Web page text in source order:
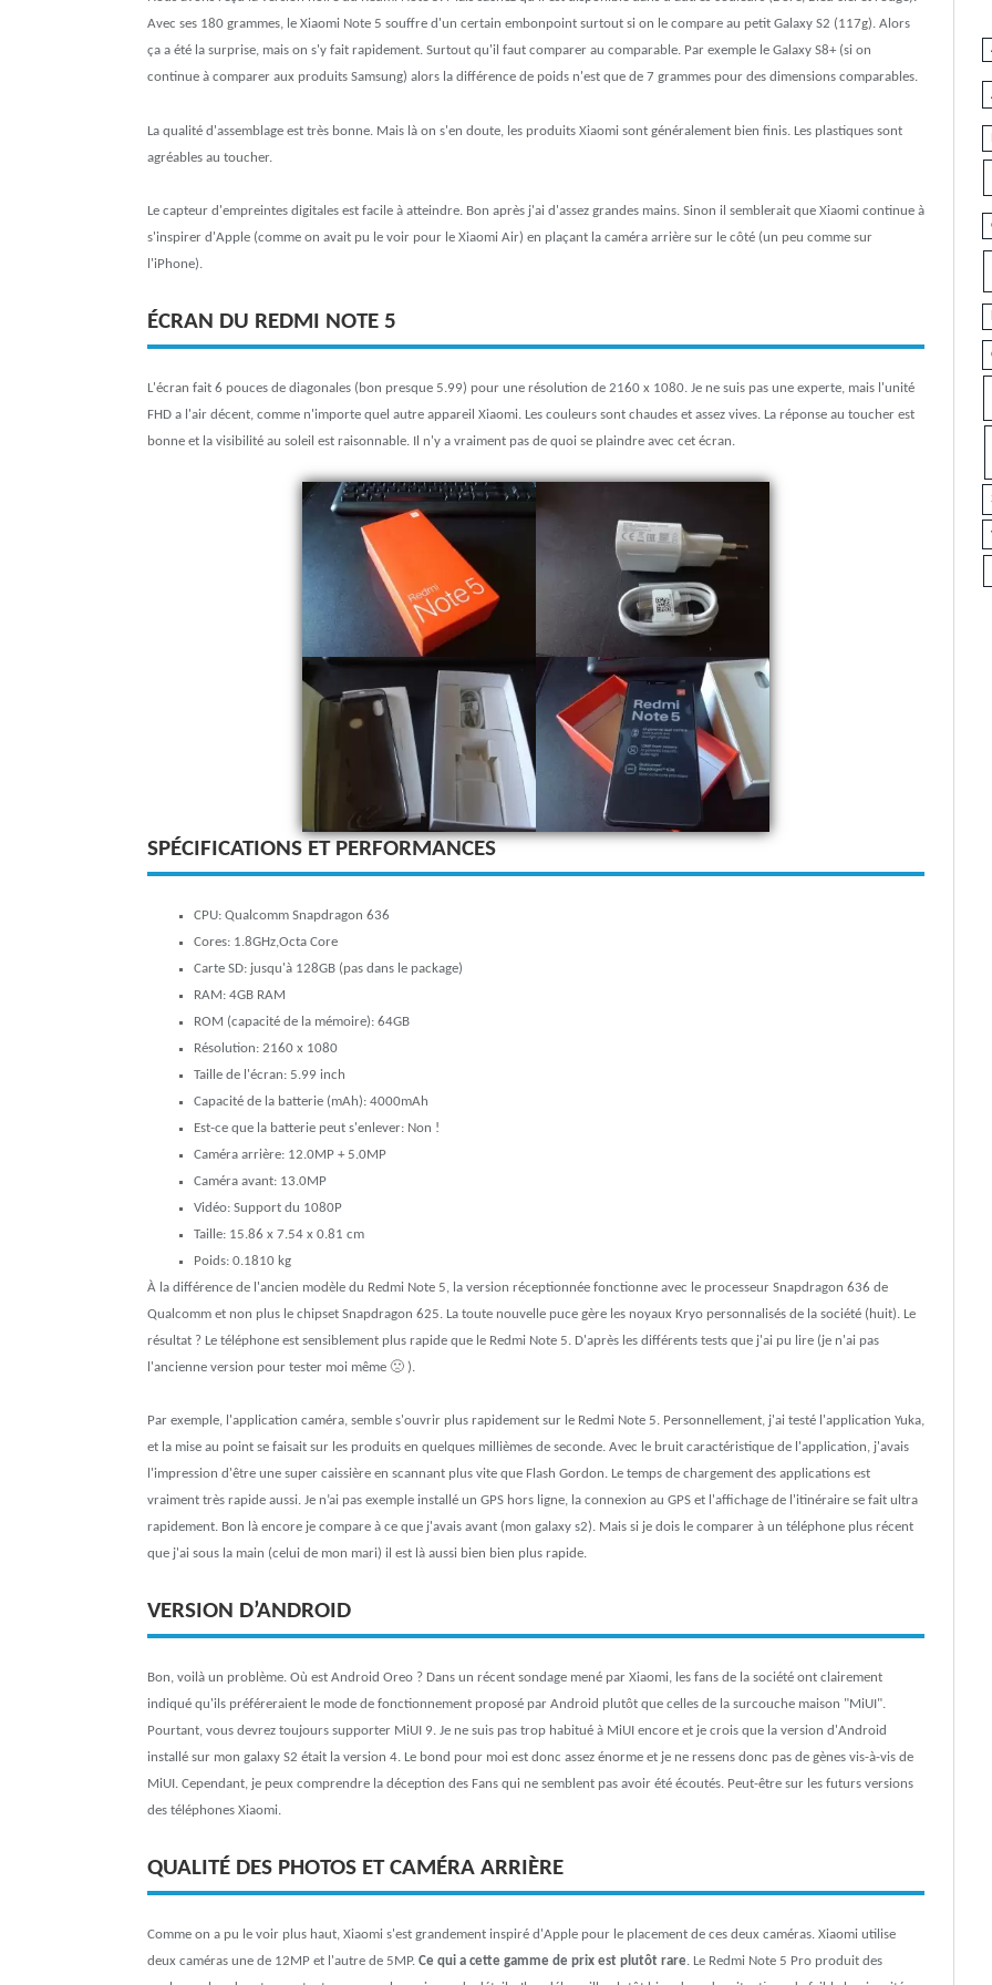
Avec ses 180 grammes, le Xiaomi Note 5 souffre d'un certain embonpoint surtout si on le compare au petit Galaxy S2 (117g). Alors
ça a été la surprise, mais on s'y fait rapidement. Surtout qu'il faut comparer au comparable. Par exemple le Galaxy S8+ (si on
continue à comparer aux produits Samsung) alors la différence de poids n'est que de 7 grammes pour des dimensions comparables.
La qualité d'assemblage est très bonne. Mais là on s'en doute, les produits Xiaomi sont généralement bien finis. Les plastiques sont
agréables au toucher.
Le capteur d'empreintes digitales est facile à atteindre. Bon après j'ai d'assez grandes mains. Sinon il semblerait que Xiaomi continue à
s'inspirer d'Apple (comme on avait pu le voir pour le Xiaomi Air) en plaçant la caméra arrière sur le côté (un peu comme sur
l'iPhone).
ÉCRAN DU REDMI NOTE 5
L'écran fait 6 pouces de diagonales (bon presque 5.99) pour une résolution de 2160 x 1080. Je ne suis pas une experte, mais l'unité
FHD a l'air décent, comme n'importe quel autre appareil Xiaomi. Les couleurs sont chaudes et assez vives. La réponse au toucher est
bonne et la visibilité au soleil est raisonnable. Il n'y a vraiment pas de quoi se plaindre avec cet écran.
SPÉCIFICATIONS ET PERFORMANCES
CPU: Qualcomm Snapdragon 636
Cores: 1.8GHz,Octa Core
Carte SD: jusqu'à 128GB (pas dans le package)
RAM: 4GB RAM
ROM (capacité de la mémoire): 64GB
Résolution: 2160 x 1080
Taille de l'écran: 5.99 inch
Capacité de la batterie (mAh): 4000mAh
Est-ce que la batterie peut s'enlever: Non !
Caméra arrière: 12.0MP + 5.0MP
Caméra avant: 13.0MP
Vidéo: Support du 1080P
Taille: 15.86 x 7.54 x 0.81 cm
Poids: 0.1810 kg
À la différence de l'ancien modèle du Redmi Note 5, la version réceptionnée fonctionne avec le processeur Snapdragon 636 de
Qualcomm et non plus le chipset Snapdragon 625. La toute nouvelle puce gère les noyaux Kryo personnalisés de la société (huit). Le
résultat ? Le téléphone est sensiblement plus rapide que le Redmi Note 5. D'après les différents tests que j'ai pu lire (je n'ai pas
l'ancienne version pour tester moi même 🙁 ).
Par exemple, l'application caméra, semble s'ouvrir plus rapidement sur le Redmi Note 5. Personnellement, j'ai testé l'application Yuka,
et la mise au point se faisait sur les produits en quelques millièmes de seconde. Avec le bruit caractéristique de l'application, j'avais
l'impression d'être une super caissière en scannant plus vite que Flash Gordon. Le temps de chargement des applications est
vraiment très rapide aussi. Je n’ai pas exemple installé un GPS hors ligne, la connexion au GPS et l'affichage de l'itinéraire se fait ultra
rapidement. Bon là encore je compare à ce que j'avais avant (mon galaxy s2). Mais si je dois le comparer à un téléphone plus récent
que j'ai sous la main (celui de mon mari) il est là aussi bien bien plus rapide.
VERSION D’ANDROID
Bon, voilà un problème. Où est Android Oreo ? Dans un récent sondage mené par Xiaomi, les fans de la société ont clairement
indiqué qu'ils préféreraient le mode de fonctionnement proposé par Android plutôt que celles de la surcouche maison "MiUI".
Pourtant, vous devrez toujours supporter MiUI 9. Je ne suis pas trop habitué à MiUI encore et je crois que la version d'Android
installé sur mon galaxy S2 était la version 4. Le bond pour moi est donc assez énorme et je ne ressens donc pas de gènes vis-à-vis de
MiUI. Cependant, je peux comprendre la déception des Fans qui ne semblent pas avoir été écoutés. Peut-être sur les futurs versions
des téléphones Xiaomi.
QUALITÉ DES PHOTOS ET CAMÉRA ARRIÈRE
Comme on a pu le voir plus haut, Xiaomi s'est grandement inspiré d'Apple pour le placement de ces deux caméras. Xiaomi utilise
deux caméras une de 12MP et l'autre de 5MP. Ce qui a cette gamme de prix est plutôt rare. Le Redmi Note 5 Pro produit des